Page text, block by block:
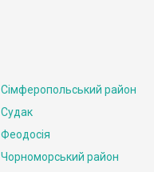
Сімферопольський район
Судак
Феодосія
Чорноморський район